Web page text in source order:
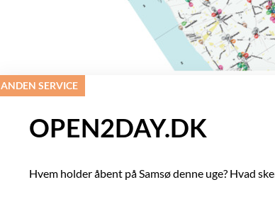
ANDEN SERVICE
OPEN2DAY.DK
Hvem holder åbent på Samsø denne uge? Hvad